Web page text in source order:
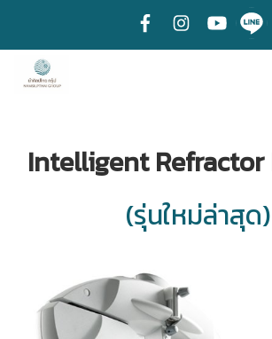
Intelligent Refractor
(รุ่นใหม่ล่าสุด)